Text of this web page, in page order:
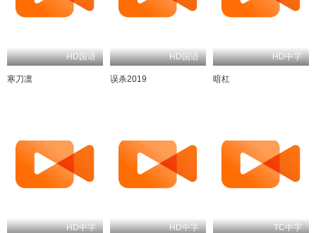
HD国语
寒刀凛
HD国语
误杀2019
HD中字
暗杠
HD中字 HD中字 TC中字